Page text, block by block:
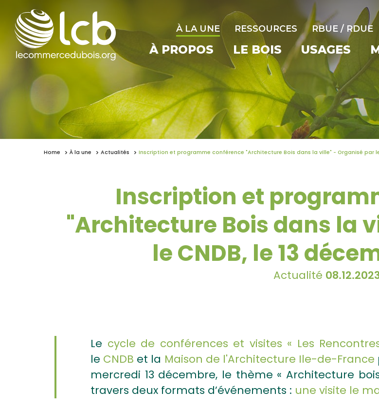
À LA UNE RESSOURCES RBUE / RDUE
À PROPOS LE BOIS USAGES
Home À la une Actualités Inscription et programme conférence "Architecture Bois dans la ville" - Organisé par le
Inscription et
"Architecture Bois dans la
le CNDB, le 13
Actualité
Le cycle de conférences et visites « Les
le CNDB et la Maison de l'Architecture Ile-de-France
mercredi 13 décembre, le thème « Architecture
travers deux formats d’événements : une visite le